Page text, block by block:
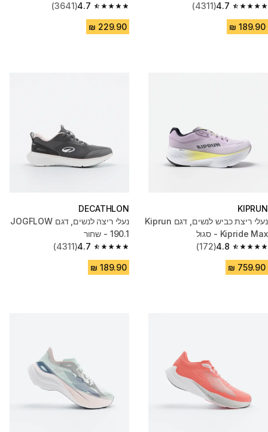
4.7
4.7 out of 5 stars from 4311 reviews
(4311)
שחור/ורוד 4.7
4.7 out of 5 stars from 3641 reviews
(3641)
KIPRUN
נעלי ריצת כביש לנשים, דגם Kiprun
Kipride Max - סגול
4.8
4.8 out of 5 stars from 172 reviews
(172)
DECATHLON
נעלי ריצה לנשים, דגם JOGFLOW
190.1 - שחור
4.7
4.7 out of 5 stars from 4311 reviews
(4311)